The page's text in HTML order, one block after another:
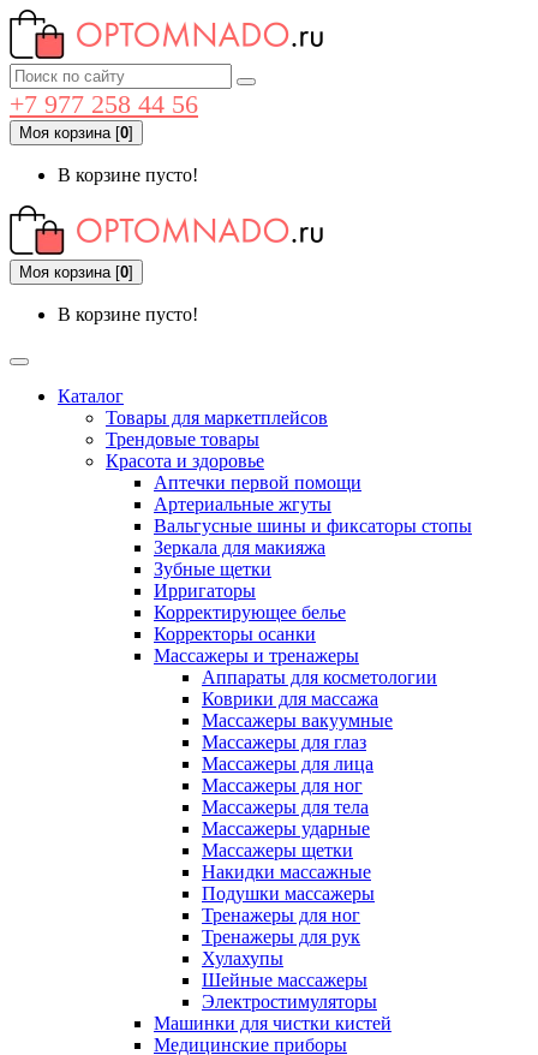
+7 977 258 44 56
Моя корзина[0]
В корзине пусто!
Моя корзина[0]
В корзине пусто!
Каталог
Товары для маркетплейсов
Трендовые товары
Красота и здоровье
Аптечки первой помощи
Артериальные жгуты
Вальгусные шины и фиксаторы стопы
Зеркала для макияжа
Зубные щетки
Ирригаторы
Корректирующее белье
Корректоры осанки
Массажеры и тренажеры
Аппараты для косметологии
Коврики для массажа
Массажеры вакуумные
Массажеры для глаз
Массажеры для лица
Массажеры для ног
Массажеры для тела
Массажеры ударные
Массажеры щетки
Накидки массажные
Подушки массажеры
Тренажеры для ног
Тренажеры для рук
Хулахупы
Шейные массажеры
Электростимуляторы
Машинки для чистки кистей
Медицинские приборы